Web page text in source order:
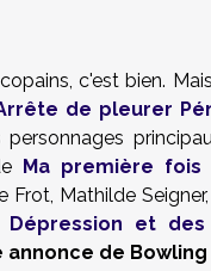
c'est bien.
de pleurer
Ma première fois
Frot, Mathilde
Dépression et
annonce de Bowling